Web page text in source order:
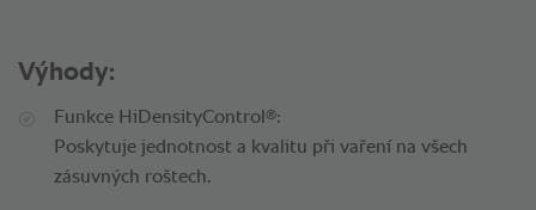
Výhody:
Funkce HiDensityControl ®:
Poskytuje jednotnost a kvalitu při vaření na všech
zásuvných roštech.